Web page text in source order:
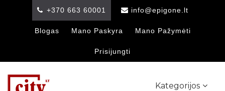
+370 663 60001 info@epigone.lt
Blogas Mano Paskyra Mano Pažymėti
Prisijungti
Kategorijos